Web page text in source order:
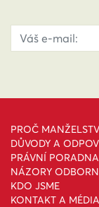
PROČ
DŮVODY A
PRÁVNÍ PORADNA
NÁZORY
KDO JSME
KONTAKT A MÉDIA